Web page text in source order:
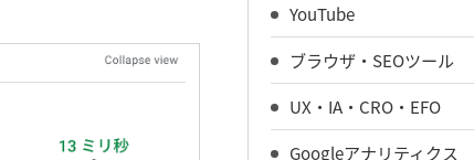
YouTube
ブラウザ・SEOツール
UX・IA・CRO・EFO
Googleアナリティクス